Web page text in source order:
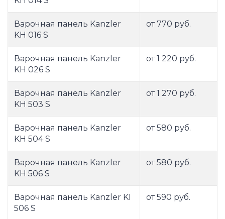
Варочная панель Kanzler
KH 016 S
от 770 руб.
Варочная панель Kanzler
KH 026 S
от 1 220 руб.
Варочная панель Kanzler
KH 503 S
от 1 270 руб.
Варочная панель Kanzler
KH 504 S
от 580 руб.
Варочная панель Kanzler
KH 506 S
от 580 руб.
Варочная панель Kanzler KI
506 S
от 590 руб.